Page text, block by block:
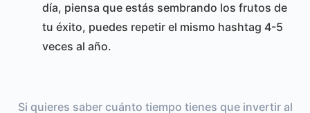
día, piensa que estás sembrando los frutos de
tu éxito, puedes repetir el mismo hashtag 4-5
veces al año.
Si quieres saber cuánto tiempo tienes que invertir al